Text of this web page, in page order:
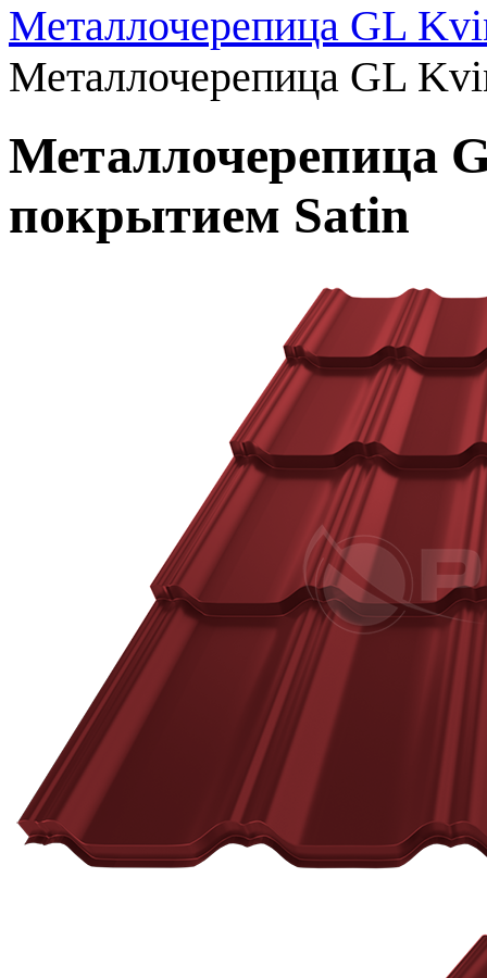
Металлочерепица GL
Металлочерепица GL
Металлочерепица
покрытием Satin